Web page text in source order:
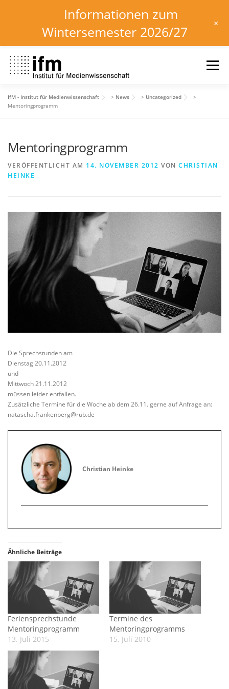
Inhalt
springen
Menü
HOME NEWS
INSTITUT
IfM - Institut für Medienwissenschaft > News > Uncategorized
>
Mentoringprogramm
Mentoringprogramm
VERÖFFENTLICHT AM 14. NOVEMBER 2012 VON CHRISTIAN
HEINKE
Die Sprechstunden am
Dienstag 20.11.2012
und
Mittwoch 21.11.2012
müssen leider entfallen.
Zusätzliche Termine für die Woche ab dem 26.11. gerne auf Anfrage an:
natascha.frankenberg@rub.de
Christian Heinke
Ähnliche Beiträge
Feriensprechstunde
Mentoringprogramm
13. Juli 2015
Termine des
Mentoringprogramms
15. Juli 2010
Informationen zum
Wintersemester 2026/27
+